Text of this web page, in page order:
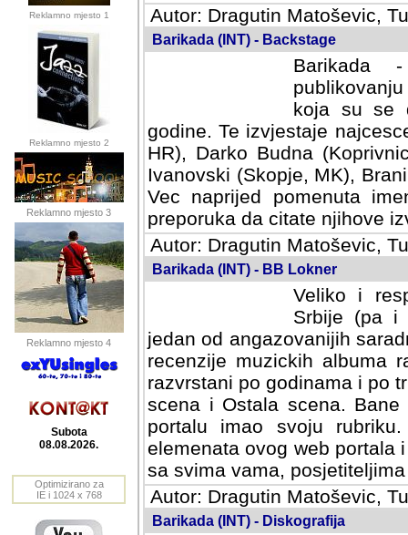
Reklamno mjesto 1
Reklamno mjesto 2
Reklamno mjesto 3
Reklamno mjesto 4
Subota
08.08.2026.
Optimizirano za
IE i 1024 x 768
Autor: Dragutin Matoševic,
Barikada (INT) - Backstage
Barikada
koja su se
godine. Te izvjestaje
HR), Darko Budna
Ivanovski (Skopje, MK),
Vec naprijed pomenuta
preporuka da citate njihove
Autor: Dragutin Matoševic,
Barikada (INT) - BB Lokner
Veliko i
Srbije (pa i
jedan od angazovanijih
recenzije muzickih albuma
razvrstani po godinama i po
scena i Ostala scena.
portalu imao svoju
elemenata ovog web portala
sa svima vama,
Autor: Dragutin Matoševic,
Barikada (INT) - Diskografija